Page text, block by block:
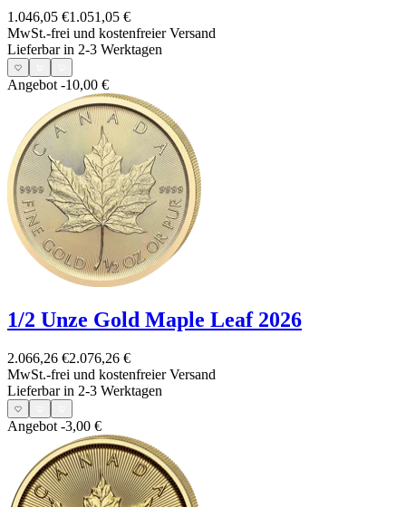
1.046,05 €1.051,05 €
MwSt.-frei und kostenfreier Versand
Lieferbar in 2-3 Werktagen
Angebot -10,00 €
1/2 Unze Gold Maple Leaf 2026
2.066,26 €2.076,26 €
MwSt.-frei und kostenfreier Versand
Lieferbar in 2-3 Werktagen
Angebot -3,00 €